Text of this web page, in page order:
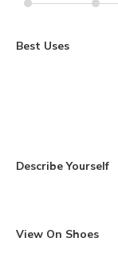
Best Uses
Describe Yourself
View On Shoes